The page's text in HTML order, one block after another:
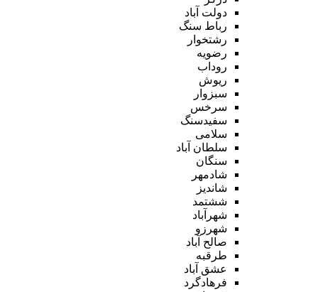
دولت آباد
رباط سنگ
رشتخوار
رضویه
روداب
ریوش
سبزوار
سرخس
سفیدسنگ
سلامی
سلطان آباد
سنگان
شادمهر
شاندیز
ششتمد
شهرآباد
شهرزو
صالح آباد
طرقبه
عشق آباد
فرهادگرد